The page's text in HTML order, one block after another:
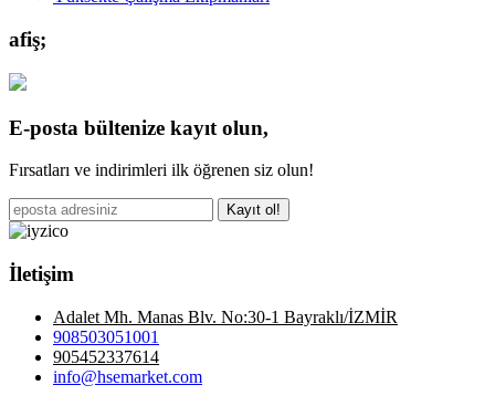
afiş;
E-posta bültenize kayıt olun,
Fırsatları ve indirimleri ilk öğrenen siz olun!
Kayıt ol!
İletişim
Adalet Mh. Manas Blv. No:30-1 Bayraklı/İZMİR
908503051001
905452337614
info@hsemarket.com